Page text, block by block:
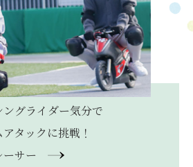
ングライダー気分で
タックに挑戦！
サー